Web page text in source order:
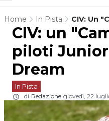
Home In Pista
CIV: Un
Racing
CIV: un
piloti Junior
Dream
In Pista
di Redazione giovedì, 22